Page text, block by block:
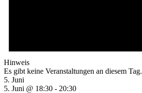
Hinweis
Es gibt keine Veranstaltungen an diesem Tag.
5. Juni
5. Juni @ 18:30 - 20:30